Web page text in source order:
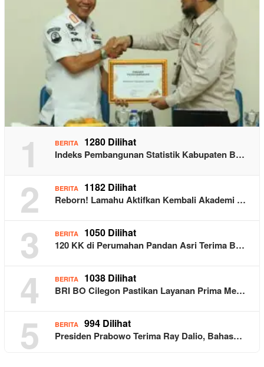
1 BERITA 1280 Dilihat
Indeks Pembangunan Statistik Kabupaten B…
2 BERITA 1182 Dilihat
Reborn! Lamahu Aktifkan Kembali Akademi …
3 BERITA 1050 Dilihat
120 KK di Perumahan Pandan Asri Terima B…
4 BERITA 1038 Dilihat
BRI BO Cilegon Pastikan Layanan Prima Me…
5 BERITA 994 Dilihat
Presiden Prabowo Terima Ray Dalio, Bahas…